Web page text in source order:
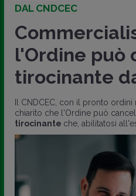
DAL CNDCEC
l'Ordine può
tirocinante
Il CNDCEC, con il pronto
chiarito che l'Ordine può
tirocinante che, abilitatosi